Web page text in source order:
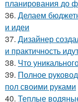
планирования до
36. Делаем
и идеи
37. Дизайнер
и практичность
38. Что
39. Полное
пол своими руками
40. Теплые